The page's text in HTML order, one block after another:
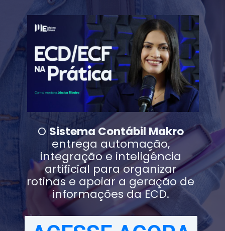
O Sistema Contábil Makro
entrega automação,
integração e inteligência
artificial para organizar
rotinas e apoiar a geração de
informações da ECD.